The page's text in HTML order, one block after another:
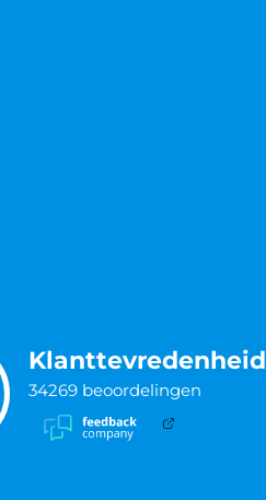
Klanttevredenheid
34269 beoordelingen